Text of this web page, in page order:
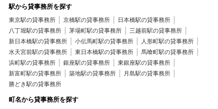
駅から貸事務所を探す
東京駅の貸事務所 京橋駅の貸事務所
日本橋駅の貸事務所
八丁堀駅の貸事務所
茅場町駅の貸事務所
三越前駅の貸事務所
新日本橋駅の貸事務所
小伝馬町駅の貸事務所
人形町駅の貸事務所
水天宮前駅の貸事務所
東日本橋駅の貸事務所
馬喰町駅の貸事務所
浜町駅の貸事務所
銀座駅の貸事務所
東銀座駅の貸事務所
新富町駅の貸事務所
築地駅の貸事務所
月島駅の貸事務所
勝どき駅の貸事務所
町名から貸事務所を探す